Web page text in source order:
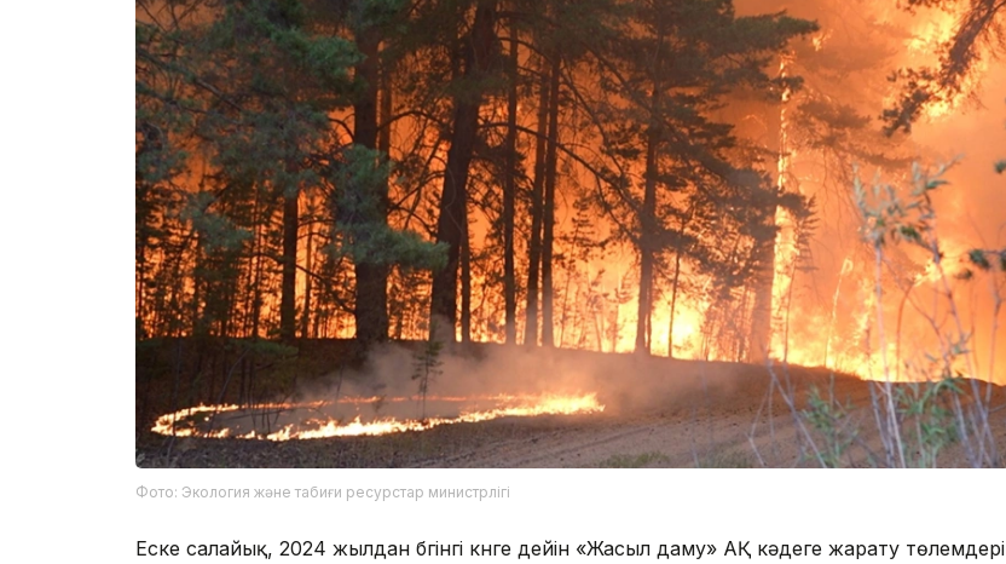
Фото: Экология және табиғи ресурстар министрлігі
Еске салайық, 2024 жылдан бүгінгі күнге дейін «Жасыл даму» АҚ кәдеге жарату төлемдері